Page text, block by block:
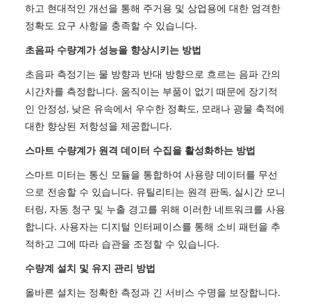
하고 현대적인 개선을 통해 주거용 및 상업용에 대한 엄격한
정확도 요구 사항을 충족할 수 있습니다.
초음파 수량계가 성능을 향상시키는 방법
초음파 측정기는 물 방향과 반대 방향으로 흐르는 음파 간의
시간차를 측정합니다. 움직이는 부품이 없기 때문에 장기적
인 안정성, 낮은 유속에서 우수한 정확도, 모래나 광물 축적에
대한 향상된 저항성을 제공합니다.
스마트 수량계가 원격 데이터 수집을 활성화하는 방법
스마트 미터는 통신 모듈을 통합하여 사용량 데이터를 무선
으로 전송할 수 있습니다. 유틸리티는 원격 판독, 실시간 모니
터링, 자동 청구 및 누출 경고를 위해 이러한 네트워크를 사용
합니다. 사용자는 디지털 인터페이스를 통해 소비 패턴을 추
적하고 그에 따라 습관을 조정할 수 있습니다.
수량계 설치 및 유지 관리 방법
올바른 설치는 정확한 측정과 긴 서비스 수명을 보장합니다.